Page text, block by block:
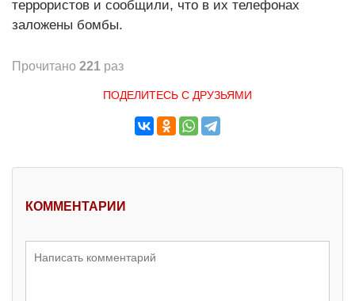
террористов и сообщили, что в их телефонах
заложены бомбы.
Прочитано 221 раз
ПОДЕЛИТЕСЬ С ДРУЗЬЯМИ
КОММЕНТАРИИ